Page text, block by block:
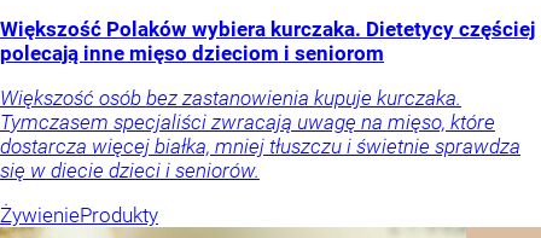
Większość Polaków wybiera kurczaka. Dietetycy częściej
polecają inne mięso dzieciom i seniorom
Większość osób bez zastanowienia kupuje kurczaka.
Tymczasem specjaliści zwracają uwagę na mięso, które
dostarcza więcej białka, mniej tłuszczu i świetnie sprawdza
się w diecie dzieci i seniorów.
ŻywienieProdukty